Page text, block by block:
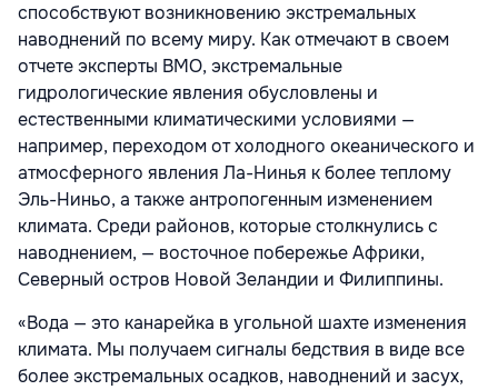
способствуют возникновению экстремальных
наводнений по всему миру. Как отмечают в своем
отчете эксперты ВМО, экстремальные
гидрологические явления обусловлены и
естественными климатическими условиями —
например, переходом от холодного океанического и
атмосферного явления Ла-Нинья к более теплому
Эль-Ниньо, а также антропогенным изменением
климата. Среди районов, которые столкнулись с
наводнением, — восточное побережье Африки,
Северный остров Новой Зеландии и Филиппины.
«Вода — это канарейка в угольной шахте изменения
климата. Мы получаем сигналы бедствия в виде все
более экстремальных осадков, наводнений и засух,